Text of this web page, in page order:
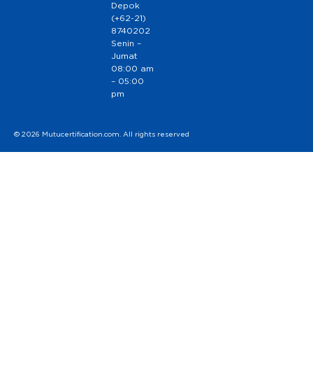
Depok
(+62-21)
8740202
Senin –
Jumat
08:00 am
– 05:00
pm
© 2026 Mutucertification.com. All rights reserved